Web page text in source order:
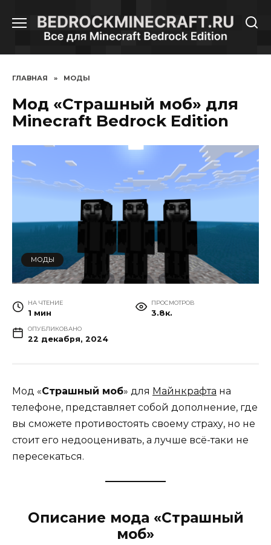
содержанию
ГЛАВНАЯ » МОДЫ
Мод «Страшный моб» для
Minecraft Bedrock Edition
МОДЫ
НА ЧТЕНИЕ
1 мин
ПРОСМОТРОВ
3.8к.
ОПУБЛИКОВАНО
22 декабря, 2024
Мод «Страшный моб» для Майнкрафта на
телефоне, представляет собой дополнение, где
вы сможете противостоять своему страху, но не
стоит его недооценивать, а лучше всё-таки не
пересекаться.
Описание мода «Страшный
моб»